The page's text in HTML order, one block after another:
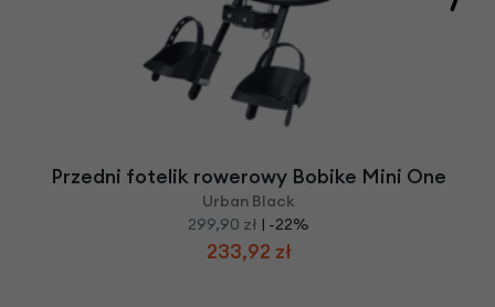
Przedni fotelik rowerowy Bobike Mini One
Urban Black
299,90 zł | -22%
233,92 zł